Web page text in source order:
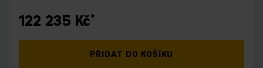
122 235 Kč
PŘIDAT DO KOŠÍKU